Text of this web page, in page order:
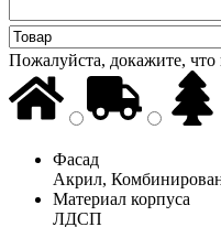
Пожалуйста, докажите,
Фасад
Акрил,
Материал корпуса
ЛДСП